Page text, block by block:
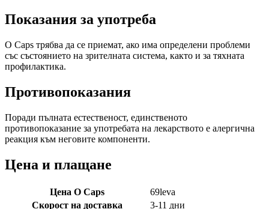
Показания за употреба
O Caps трябва да се приемат, ако има определени проблеми
със състоянието на зрителната система, както и за тяхната
профилактика.
Противопоказания
Поради пълната естественост, единственото
противопоказание за употребата на лекарството е алергична
реакция към неговите компоненти.
Цена и плащане
Цена O Caps 69leva
Скорост на доставка
3-11 дни